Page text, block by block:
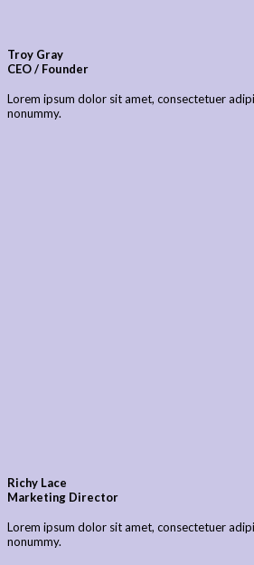
Troy Gray
CEO / Founder
Lorem ipsum dolor sit amet, consectetuer
nonummy.
Richy Lace
Marketing Director
Lorem ipsum dolor sit amet, consectetuer
nonummy.